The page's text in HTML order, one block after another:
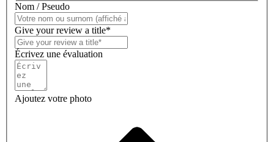
Nom / Pseudo
Give your review a title*
Écrivez une évaluation
Ajoutez votre photo